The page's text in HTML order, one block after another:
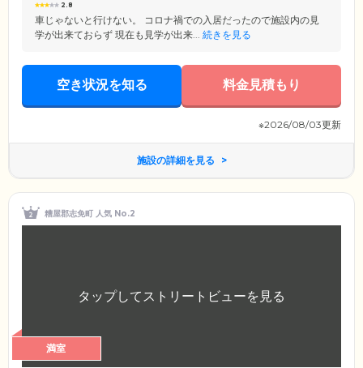
2.8
車じゃないと行けない。 コロナ禍での入居だったので施設内の見
学が出来ておらず 現在も見学が出来... 続きを見る
空き状況を知る 料金見積もり
※2026/08/03更新
施設の詳細を見る
糟屋郡志免町 人気 No.2
満室